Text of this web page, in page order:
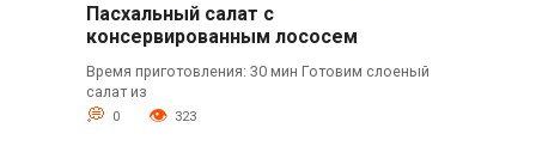
Пасхальный салат с
консервированным лососем
Время приготовления: 30 мин Готовим слоеный
салат из
0 323